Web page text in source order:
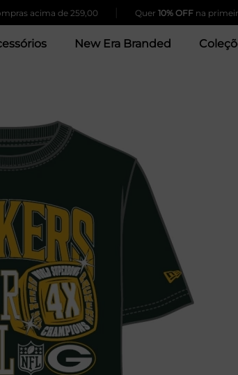
acima de 259,00 | Quer10% OFF na primeira
New Era Branded